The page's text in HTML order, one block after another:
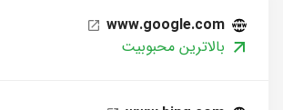
www.google.com
بالاترین محبوبیت